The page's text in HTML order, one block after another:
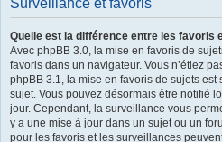
Surveillance et favoris
Quelle est la différence entre les favoris
Avec phpBB 3.0, la mise en favoris de
favoris dans un navigateur. Vous n’étiez
phpBB 3.1, la mise en favoris de sujets est
sujet. Vous pouvez désormais être notifié
jour. Cependant, la surveillance vous
y a une mise à jour dans un sujet ou un
pour les favoris et les surveillances